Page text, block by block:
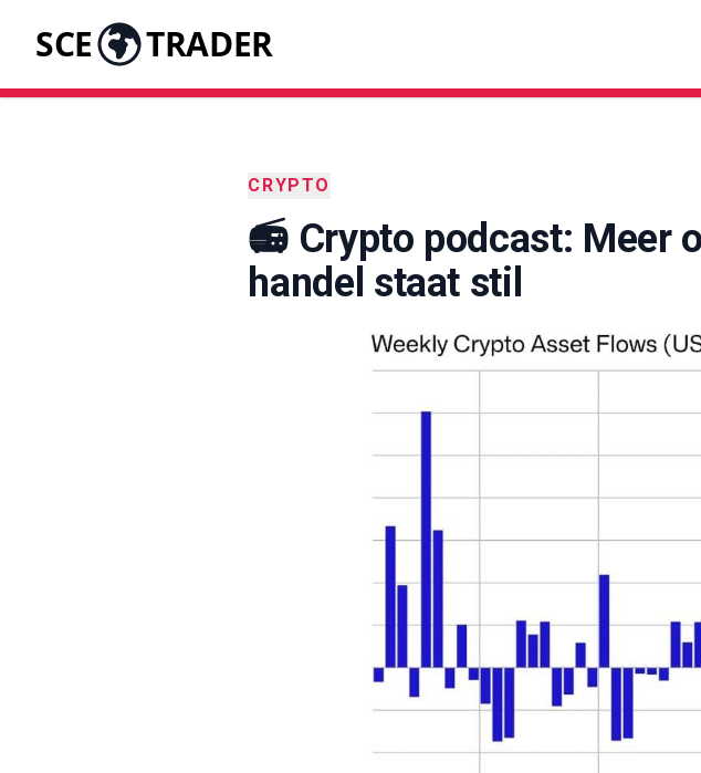
SCE TRADER
CRYPTO
📻 Crypto podcast: Meer
handel staat stil